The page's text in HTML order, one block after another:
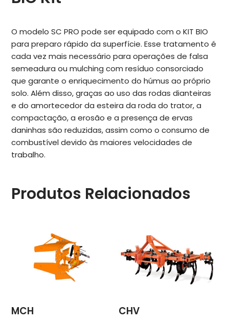
O modelo SC PRO pode ser equipado com o KIT BIO
para preparo rápido da superfície. Esse tratamento é
cada vez mais necessário para operações de falsa
semeadura ou mulching com resíduo consorciado
que garante o enriquecimento do húmus ao próprio
solo. Além disso, graças ao uso das rodas dianteiras
e do amortecedor da esteira da roda do trator, a
compactação, a erosão e a presença de ervas
daninhas são reduzidas, assim como o consumo de
combustível devido às maiores velocidades de
trabalho.
Produtos Relacionados
MCH CHV